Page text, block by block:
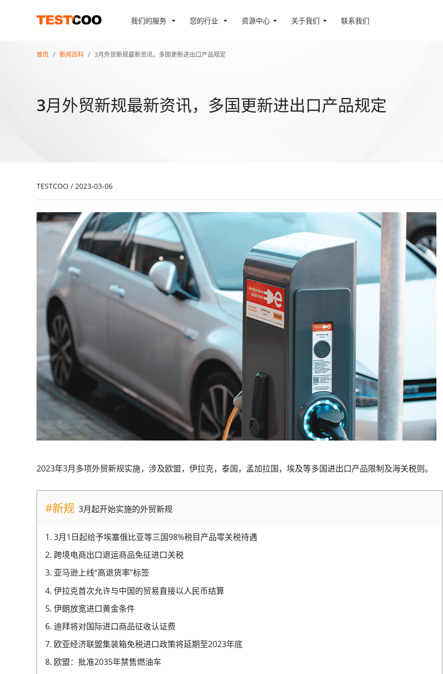
我们的服务 您的行业 资源中心 关于我们 联系我们
首页 新闻百科 3月外贸新规最新资讯，多国更新进出口产品规定
3月外贸新规最新资讯，多国更新进出口产品规定
TESTCOO / 2023-03-06
2023年3月多项外贸新规实施，涉及欧盟，伊拉克，泰国，孟加拉国，埃及等多国进出口产品限制及海关税则。
#新规 3月起开始实施的外贸新规
1. 3月1日起给予埃塞俄比亚等三国98%税目产品零关税待遇
2. 跨境电商出口退运商品免征进口关税
3. 亚马逊上线“高退货率”标签
4. 伊拉克首次允许与中国的贸易直接以人民币结算
5. 伊朗放宽进口黄金条件
6. 迪拜将对国际进口商品征收认证费
7. 欧亚经济联盟集装箱免税进口政策将延期至2023年底
8. 欧盟：批准2035年禁售燃油车